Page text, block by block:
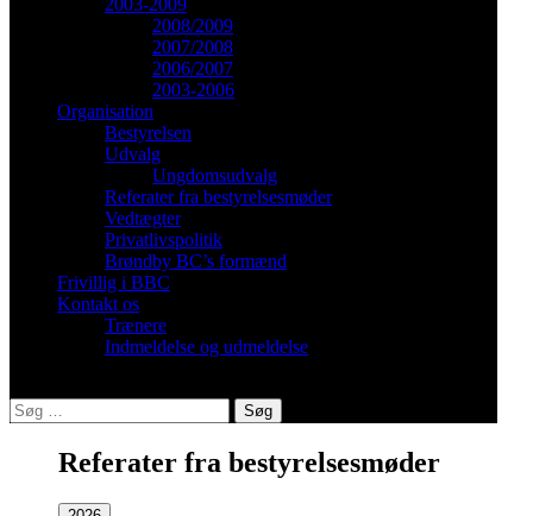
2008/2009
2007/2008
2006/2007
2003-2006
Organisation
Bestyrelsen
Udvalg
Ungdomsudvalg
Referater fra bestyrelsesmøder
Vedtægter
Privatlivspolitik
Brøndby BC’s formænd
Frivillig i BBC
Kontakt os
Trænere
Indmeldelse og udmeldelse
Søg
efter:
Referater fra bestyrelsesmøder